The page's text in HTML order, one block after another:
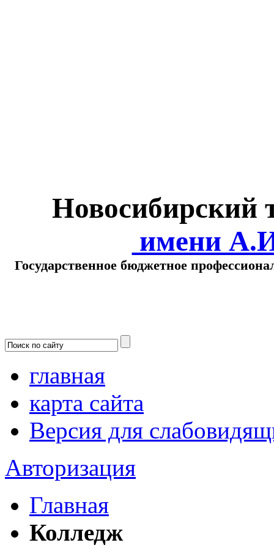
Новосибирский
имени
Государственное бюджетное
главная
карта сайта
Версия для
Авторизация
Главная
Колледж